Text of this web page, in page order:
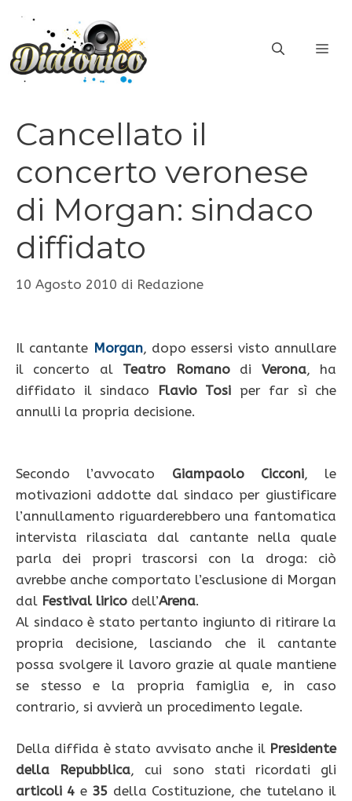
contenuto
Cancellato il
concerto veronese
di Morgan: sindaco
diffidato
10 Agosto 2010 di Redazione
Il cantante Morgan, dopo essersi visto annullare
il concerto al Teatro Romanodi Verona, ha
diffidato il sindaco
Flavio Tosi per far sì che
annulli la propria decisione.
Secondo l’avvocato Giampaolo Cicconi, le
motivazioni addotte dal sindaco per giustificare
l’annullamento riguarderebbero una fantomatica
intervista rilasciata dal cantante nella quale
parla dei propri trascorsi con la droga: ciò
avrebbe anche comportato l’esclusione di Morgan
dal Festival lirico dell’Arena.
Al sindaco è stato pertanto ingiunto di ritirare la
propria decisione, lasciando che il cantante
possa svolgere il lavoro grazie al quale mantiene
se stesso e la propria famiglia e, in caso
contrario, si avvierà un procedimento legale.
Della diffida è stato avvisato anche il Presidente
della Repubblica, cui sono stati ricordati gli
articoli 4 e 35 della Costituzione, che tutelano il